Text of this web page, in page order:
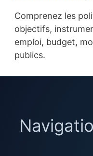
Comprenez les
objectifs,
emploi, budget,
publics.